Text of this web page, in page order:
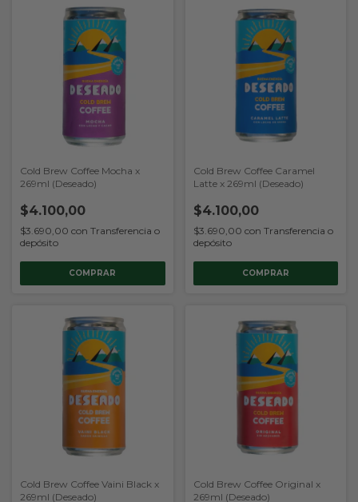
Cold Brew Coffee Mocha x
269ml (Deseado)
$4.100,00
$3.690,00 con Transferencia o
depósito
Cold Brew Coffee Caramel
Latte x 269ml (Deseado)
$4.100,00
$3.690,00 con Transferencia o
depósito
Cold Brew Coffee Vaini Black x
269ml (Deseado)
Cold Brew Coffee Original x
269ml (Deseado)